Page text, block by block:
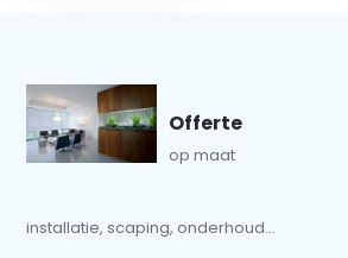
Offerte
op maat
installatie, scaping, onderhoud...